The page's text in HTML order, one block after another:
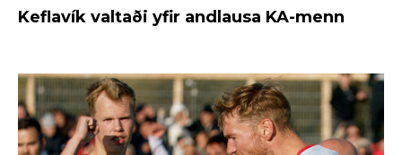
Keflavík valtaði yfir andlausa KA-menn